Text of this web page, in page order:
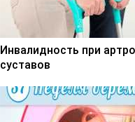
Инвалидность при
суставов